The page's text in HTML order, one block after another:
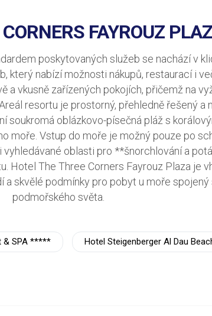
FAYROUZ
poskytovaných služeb se nachází v
který nabízí možnosti nákupů, restaurací i
vkusně zařízených pokojích, přičemž na
resortu je prostorný, přehledně řešený a
soukromá oblázkovo-písečná pláž s
moře. Vstup do moře je možný pouze po
oblasti pro **šnorchlování a
Hotel The Three Corners Fayrouz Plaza je
a skvělé podmínky pro pobyt u moře
podmořského světa.
& SPA ***** Hotel Steigenberger Al Dau